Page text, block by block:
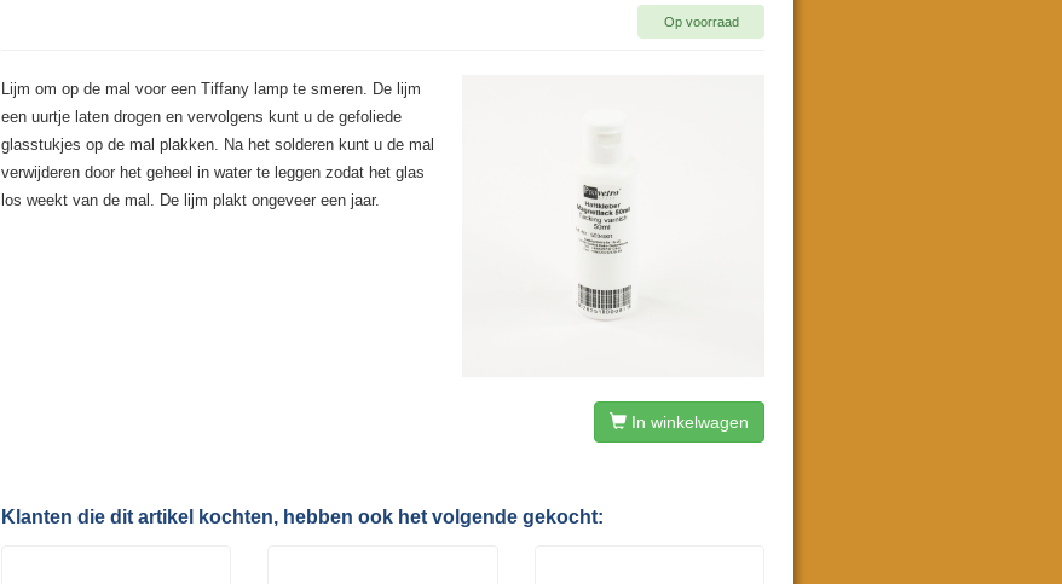
Op voorraad
Lijm om op de mal voor een Tiffany lamp te smeren. De lijm
een uurtje laten drogen en vervolgens kunt u de gefoliede
glasstukjes op de mal plakken. Na het solderen kunt u de mal
verwijderen door het geheel in water te leggen zodat het glas
los weekt van de mal. De lijm plakt ongeveer een jaar.
In winkelwagen
Klanten die dit artikel kochten, hebben ook het volgende gekocht: